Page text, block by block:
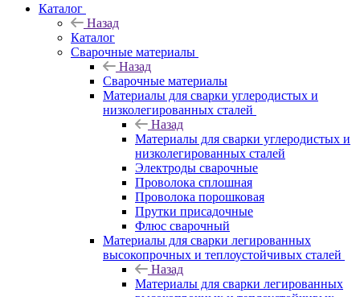
Каталог
Назад
Каталог
Сварочные материалы
Назад
Сварочные материалы
Материалы для сварки углеродистых и
низколегированных сталей
Назад
Материалы для сварки углеродистых и
низколегированных сталей
Электроды сварочные
Проволока сплошная
Проволока порошковая
Прутки присадочные
Флюс сварочный
Материалы для сварки легированных
высокопрочных и теплоустойчивых сталей
Назад
Материалы для сварки легированных